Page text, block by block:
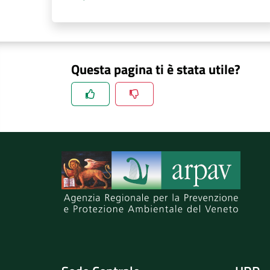
Questa pagina ti è stata utile?
Spiegaci perchè, e aiutaci a migliorare il